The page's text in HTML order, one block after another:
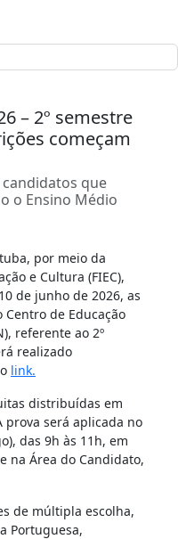
– 2º semestre
começam
que
o Ensino Médio
por meio da
e Cultura (FIEC),
de junho de 2026, as
de Educação
referente ao 2º
realizado
link.
distribuídas em
prova será aplicada no
das 9h às 11h, em
na Área do Candidato,
de múltipla escolha,
Portuguesa,